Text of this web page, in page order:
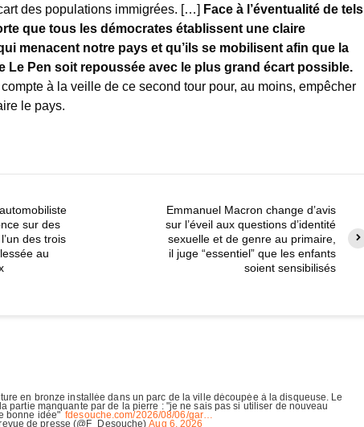
des populations immigrées. […] Face à l’éventualité de tels
que tous les démocrates établissent une claire
menacent notre pays et qu’ils se mobilisent afin que la
Le Pen soit repoussée avec le plus grand écart possible.
à la veille de ce second tour pour, au moins, empêcher
le pays.
sur des
des trois
au
Emmanuel Macron change d’avis
sur l’éveil aux questions d’identité
sexuelle et de genre au primaire,
il juge “essentiel” que les enfants
soient sensibilisés